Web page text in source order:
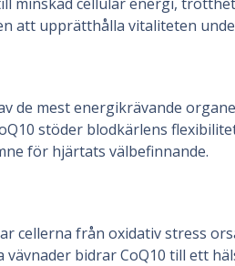
att upprätthålla vitaliteten
de mest energikrävande
stöder blodkärlens
för hjärtats välbefinnande.
cellerna från oxidativ stress
vävnader bidrar CoQ10 till ett